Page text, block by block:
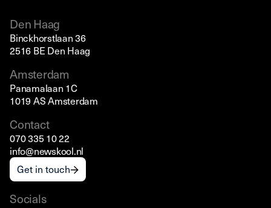
Den Haag
Binckhorstlaan 36
2516 BE Den Haag
Amsterdam
Panamalaan 1C
1019 AS Amsterdam
Contact
070 335 10 22
info@newskool.nl
Get in touch
Socials